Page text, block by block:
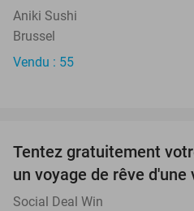
Aniki Sushi
Brussel
Vendu : 55
Tentez gratuitement
un voyage de rêve d'une
Social Deal Win